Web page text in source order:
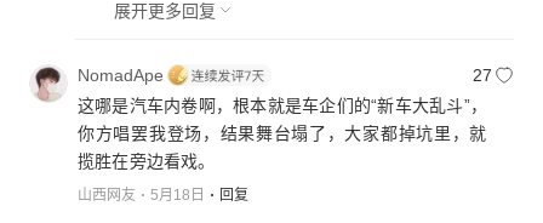
展开更多回复
NomadApe
27
这哪是汽车内卷啊，根本就是车企们的“新车大乱斗”，
你方唱罢我登场，结果舞台塌了，大家都掉坑里，就
揽胜在旁边看戏。
山西网友 5月18日 回复